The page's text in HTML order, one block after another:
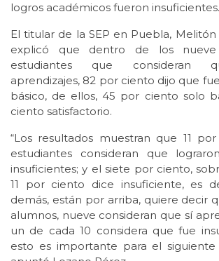
logros académicos fueron insuficientes.
El titular de la SEP en Puebla, Melitón
explicó que dentro de los
estudiantes que consideran
aprendizajes, 82 por ciento dijo que
básico, de ellos, 45 por ciento solo
ciento satisfactorio.
“Los resultados muestran que 11
estudiantes consideran que
insuficientes; y el siete por ciento,
11 por ciento dice insuficiente, es
demás, están por arriba, quiere decir
alumnos, nueve consideran que sí
un de cada 10 considera que fue
esto es importante para el siguiente